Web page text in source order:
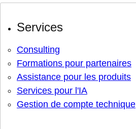
Services
Consulting
Formations pour partenaires
Assistance pour les produits
Services pour l'IA
Gestion de compte technique